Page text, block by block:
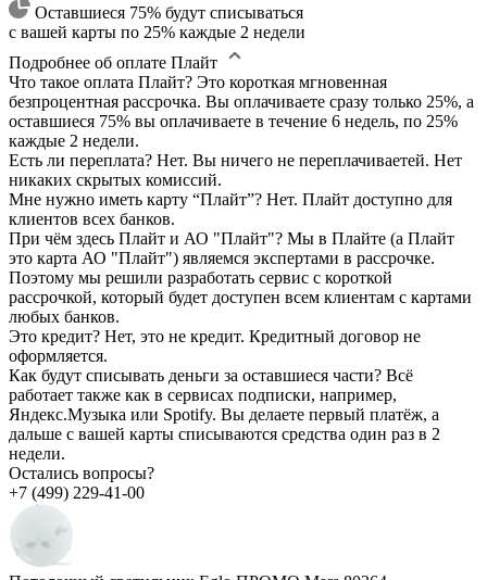
Оставшиеся 75% будут списываться
с вашей карты по 25% каждые 2 недели
Подробнее об оплате Плайт
Что такое оплата Плайт? Это короткая мгновенная
безпроцентная рассрочка. Вы оплачиваете сразу только 25%, а
оставшиеся 75% вы оплачиваете в течение 6 недель, по 25%
каждые 2 недели.
Есть ли переплата? Нет. Вы ничего не переплачиваетей. Нет
никаких скрытых комиссий.
Мне нужно иметь карту “Плайт”? Нет. Плайт доступно для
клиентов всех банков.
При чём здесь Плайт и АО "Плайт"? Мы в Плайте (а Плайт
это карта АО "Плайт") являемся экспертами в рассрочке.
Поэтому мы решили разработать сервис с короткой
рассрочкой, который будет доступен всем клиентам с картами
любых банков.
Это кредит? Нет, это не кредит. Кредитный договор не
оформляется.
Как будут списывать деньги за оставшиеся части? Всё
работает также как в сервисах подписки, например,
Яндекс.Музыка или Spotify. Вы делаете первый платёж, а
дальше с вашей карты списываются средства один раз в 2
недели.
Остались вопросы?
+7 (499) 229-41-00